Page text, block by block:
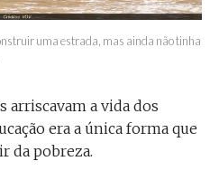
uma estrada, mas ainda não tinha
arriscavam a vida dos
era a única forma que
da pobreza.